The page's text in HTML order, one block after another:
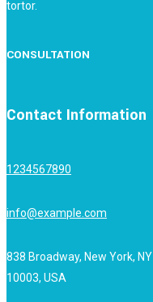
tortor.
CONSULTATION
Contact Information
1234567890
info@example.com
838 Broadway, New York, NY
10003, USA